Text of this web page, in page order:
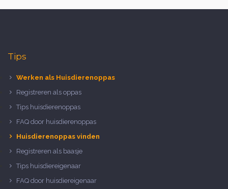
Tips
Werken als Huisdierenoppas
Registreren als oppas
Tips huisdierenoppas
FAQ door huisdierenoppas
Huisdierenoppas vinden
Registreren als baasje
Tips huisdiereigenaar
FAQ door huisdiereigenaar